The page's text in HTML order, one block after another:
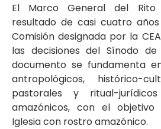
El Marco General del
resultado de casi cuatro
Comisión designada por la
las decisiones del Sínodo
documento se fundamenta
antropológicos, histórico-
pastorales y ritual-
amazónicos, con el
Iglesia con rostro amazónico.